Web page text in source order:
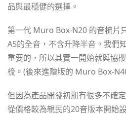
品與最穩健的選擇。
第一代 Muro Box-N20 的音梳片
A5的全音，不含升降半音。我們
重要的，所以其實一開始就與協
梳。(後來進階版的 Muro Box-
但因為產品開發初期有很多不確
從價格較為親民的20音版本開始